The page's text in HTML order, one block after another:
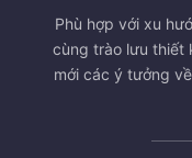
Phù hợp với xu
cùng trào lưu thiết
mới các ý tưởng